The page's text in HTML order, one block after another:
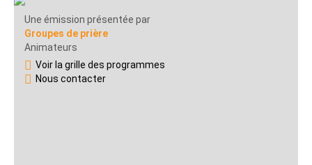
Une émission présentée par
Groupes de prière
Animateurs
Voir la grille des programmes
Nous contacter